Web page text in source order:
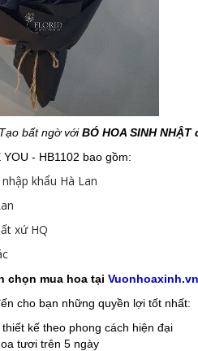
bất ngờ vớiBÓ HOA SINH NHẬT
- HB1102 bao gồm:
khẩu Hà Lan
xứ HQ
chọn mua hoa tại Vuonhoaxinh.vn
cho bạn những quyền lợi tốt nhất:
kế theo phong cách hiện đại
tươi trên 5 ngày